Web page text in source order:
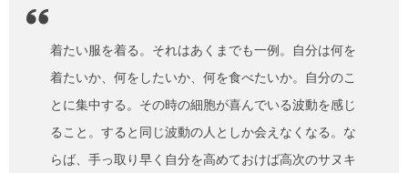
着たい服を着る。それはあくまでも一例。自分は何を
着たいか、何をしたいか、何を食べたいか。自分のこ
とに集中する。その時の細胞が喜んでいる波動を感じ
ること。すると同じ波動の人としか会えなくなる。な
らば、手っ取り早く自分を高めておけば高次のサヌキ